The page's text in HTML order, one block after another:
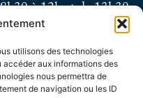
utilisons des technologies
aux informations des
nous permettra de
de navigation ou les ID
à 12h et de 13h30
à 12h